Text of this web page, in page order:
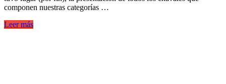
componen nuestras categorías …
Leer más